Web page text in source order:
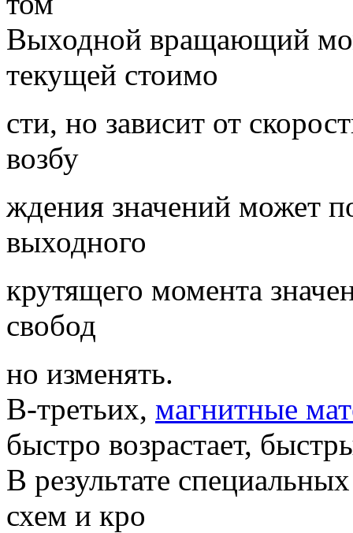
Выходной вращающий
текущей стоимо
сти, но зависит от
возбу
ждения значений может
выходного
крутящего момента
свобод
но изменять.
В-третьих, магнитные
быстро возрастает,
В результате
схем и кро